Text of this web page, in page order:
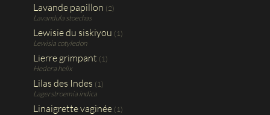
Lavande papillon (2)
Lavandula stoechas
Lewisie du siskiyou (1)
Lewisia cotyledon
Lierre grimpant (1)
Hedera helix
Lilas des Indes (1)
Lagerstroemia indica
Linaigrette vaginée (1)